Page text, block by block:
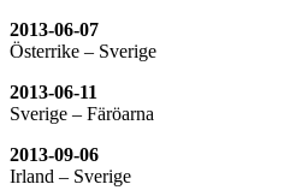
2013-06-07
Österrike – Sverige
2013-06-11
Sverige – Färöarna
2013-09-06
Irland – Sverige